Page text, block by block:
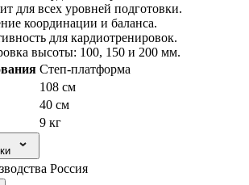
для всех уровней подготовки.
координации и баланса.
для кардиотренировок.
высоты: 100, 150 и 200 мм.
Степ-платформа
108 см
40 см
9 кг
Россия